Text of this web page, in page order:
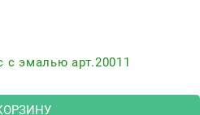
эмалью арт.20011